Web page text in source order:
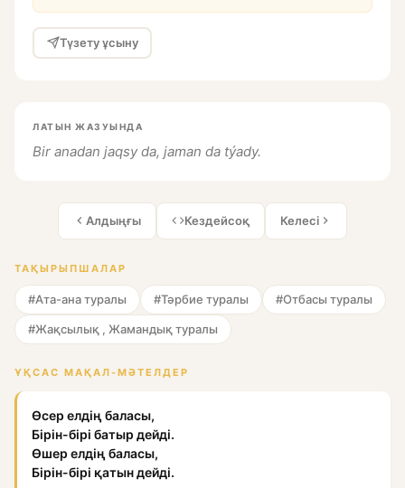
Түзету ұсыну
ЛАТЫН ЖАЗУЫНДА
Bir anadan jaqsy da, jaman da týady.
Алдыңғы Кездейсоқ Келесі
ТАҚЫРЫПШАЛАР
#Ата-ана туралы #Тәрбие туралы #Отбасы туралы
#Жақсылық , Жамандық туралы
ҰҚСАС МАҚАЛ-МӘТЕЛДЕР
Өсер елдің баласы,
Бірін-бірі батыр дейді.
Өшер елдің баласы,
Бірін-бірі қатын дейді.